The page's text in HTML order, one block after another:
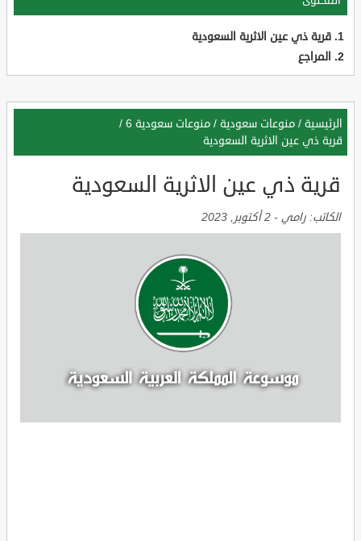
قرية ذي عين الاثرية السعودية
المراجع
الرئيسية / منوعات سعودية / منوعات سعودية 6
/
قرية ذي عين الاثرية السعودية
قرية ذي عين الاثرية السعودية
الكاتب: رامي - 2 أكتوبر, 2023